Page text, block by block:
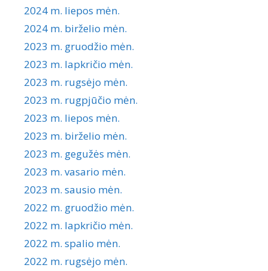
2024 m. liepos mėn.
2024 m. birželio mėn.
2023 m. gruodžio mėn.
2023 m. lapkričio mėn.
2023 m. rugsėjo mėn.
2023 m. rugpjūčio mėn.
2023 m. liepos mėn.
2023 m. birželio mėn.
2023 m. gegužės mėn.
2023 m. vasario mėn.
2023 m. sausio mėn.
2022 m. gruodžio mėn.
2022 m. lapkričio mėn.
2022 m. spalio mėn.
2022 m. rugsėjo mėn.